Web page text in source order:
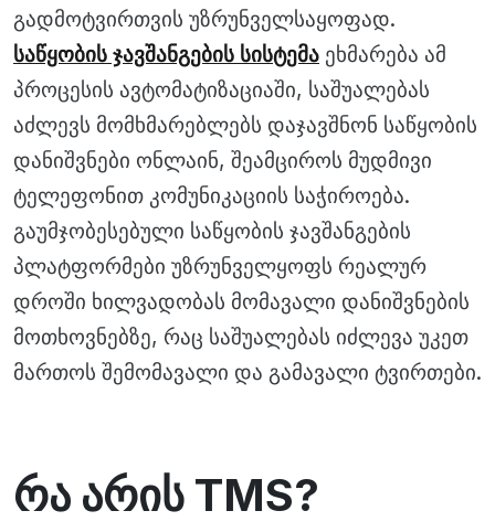
გადმოტვირთვის უზრუნველსაყოფად.
საწყობის ჯავშანგების სისტემა ეხმარება ამ
პროცესის ავტომატიზაციაში, საშუალებას
აძლევს მომხმარებლებს დაჯავშნონ საწყობის
დანიშვნები ონლაინ, შეამციროს მუდმივი
ტელეფონით კომუნიკაციის საჭიროება.
გაუმჯობესებული საწყობის ჯავშანგების
პლატფორმები უზრუნველყოფს რეალურ
დროში ხილვადობას მომავალი დანიშვნების
მოთხოვნებზე, რაც საშუალებას იძლევა უკეთ
მართოს შემომავალი და გამავალი ტვირთები.
რა არის TMS?